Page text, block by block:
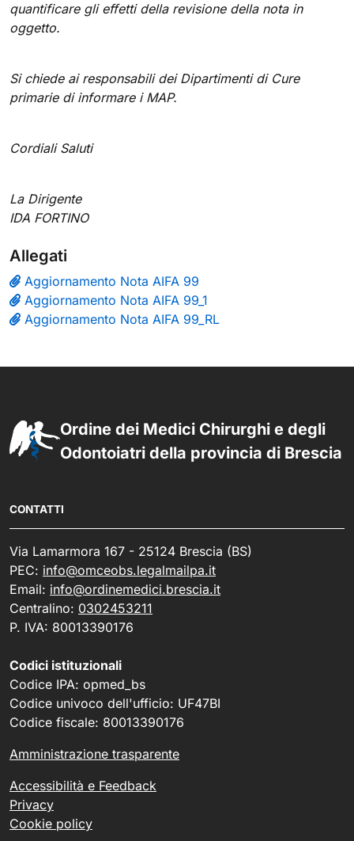
quantificare gli effetti della revisione della nota in
oggetto.
Si chiede ai responsabili dei Dipartimenti di Cure
primarie di informare i MAP.
Cordiali Saluti
La Dirigente
IDA FORTINO
Allegati
Aggiornamento Nota AIFA 99
Aggiornamento Nota AIFA 99_1
Aggiornamento Nota AIFA 99_RL
Ordine dei Medici Chirurghi e degli
Odontoiatri della provincia di Brescia
CONTATTI
Via Lamarmora 167 - 25124 Brescia (BS)
PEC: info@omceobs.legalmailpa.it
Email: info@ordinemedici.brescia.it
Centralino: 0302453211
P. IVA: 80013390176
Codici istituzionali
Codice IPA: opmed_bs
Codice univoco dell'ufficio: UF47BI
Codice fiscale: 80013390176
Amministrazione trasparente
Accessibilità e Feedback
Privacy
Cookie policy